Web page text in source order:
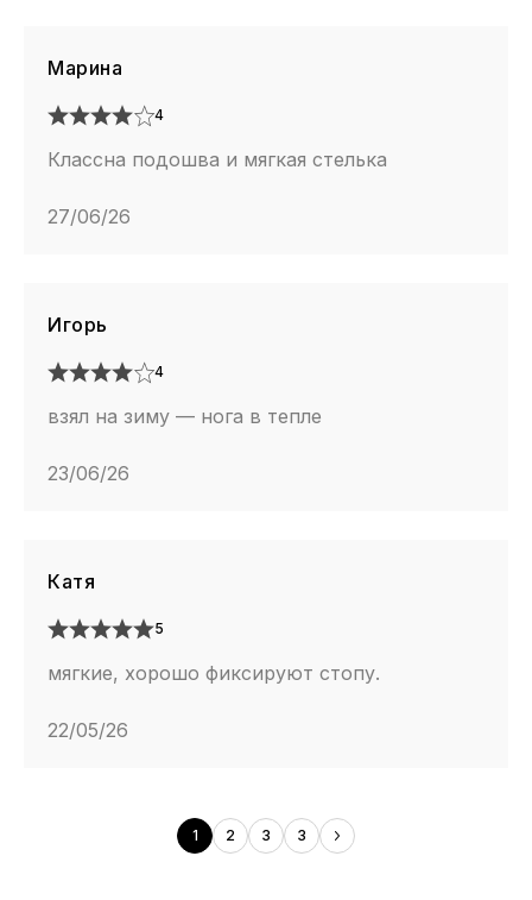
Марина
4
Классна подошва и мягкая стелька
27/06/26
Игорь
4
взял на зиму — нога в тепле
23/06/26
Катя
5
мягкие, хорошо фиксируют стопу.
22/05/26
1 2 3 3